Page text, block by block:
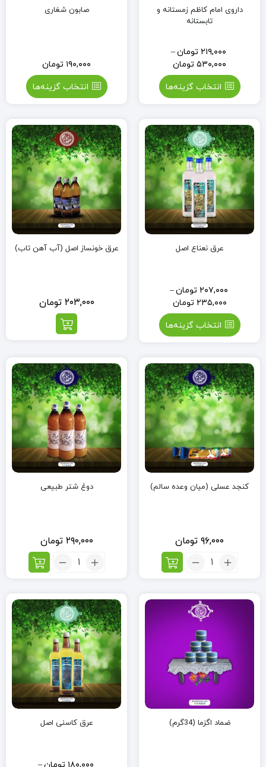
داروی امام کاظم زمستانه و
تابستانه
۲۱۹,۰۰۰ تومان–
۵۳۰,۰۰۰ تومان
انتخاب گزینه‌ها
صابون شغاری
۱۹۰,۰۰۰ تومان
انتخاب گزینه‌ها
عرق نعناع اصل
۲۰۷,۰۰۰ تومان–
۲۳۵,۰۰۰ تومان
انتخاب گزینه‌ها
عرق خونساز اصل (آب آهن تاب)
۲۰۳,۰۰۰ تومان
کنجد عسلی (میان وعده سالم)
۹۶,۰۰۰ تومان
تعداد:
وعده
سالم)
دوغ شتر طبیعی
۲۹۰,۰۰۰ تومان
تعداد:
ضماد اگزما (34گرم) عرق کاسنی اصل
۱۸۰,۰۰۰ تومان–